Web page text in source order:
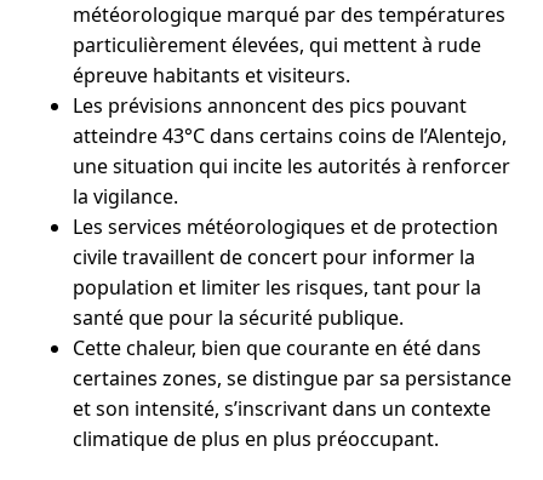
météorologique marqué par des températures
particulièrement élevées, qui mettent à rude
épreuve habitants et visiteurs.
Les prévisions annoncent des pics pouvant
atteindre 43°C dans certains coins de l’Alentejo,
une situation qui incite les autorités à renforcer
la vigilance.
Les services météorologiques et de protection
civile travaillent de concert pour informer la
population et limiter les risques, tant pour la
santé que pour la sécurité publique.
Cette chaleur, bien que courante en été dans
certaines zones, se distingue par sa persistance
et son intensité, s’inscrivant dans un contexte
climatique de plus en plus préoccupant.